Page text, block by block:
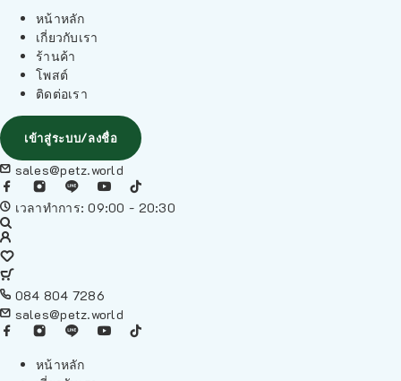
หน้าหลัก
เกี่ยวกับเรา
ร้านค้า
โพสต์
ติดต่อเรา
เข้าสู่ระบบ/ลงชื่อ
sales@petz.world
เวลาทำการ: 09:00 - 20:30
084 804 7286
sales@petz.world
หน้าหลัก